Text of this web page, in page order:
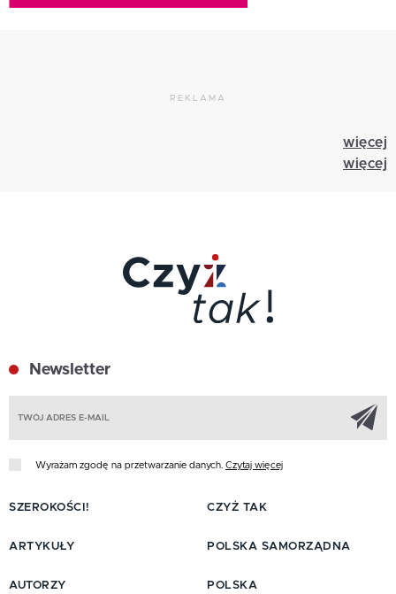
REKLAMA
więcej
więcej
Newsletter
Wyrażam zgodę na przetwarzanie danych. Czytaj więcej
SZEROKOŚCI!
ARTYKUŁY
AUTORZY
CZYŻ TAK
POLSKA SAMORZĄDNA
POLSKA